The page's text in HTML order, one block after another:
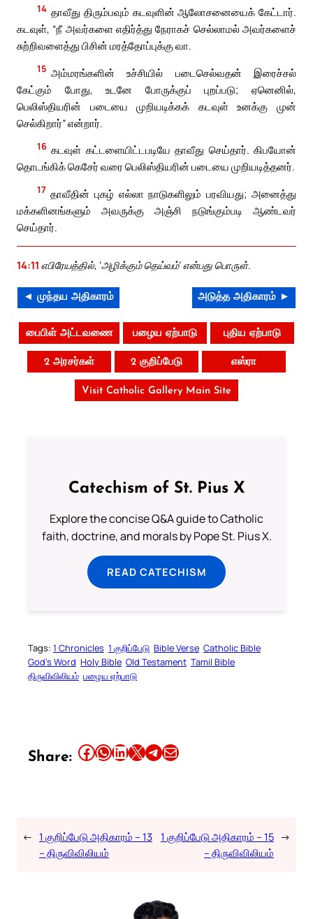
14 தாவீது திரும்பவும் கடவுளின் ஆலோசனையைக் கேட்டார்.
கடவுள், “நீ அவர்களை எதிர்த்து நேராகச் செல்லாமல் அவர்களைச்
சுற்றிவளைத்து பிசின் மரத்தோப்புக்கு வா.
15 அம்மரங்களின் உச்சியில் படைசெல்வதன் இரைச்சல்
கேட்கும் போது, உடனே போருக்குப் புறப்படு; ஏனெனில்,
பெலிஸ்தியரின் படையை முறியடிக்கக் கடவுள் உனக்கு முன்
செல்கிறார்” என்றார்.
16 கடவுள் கட்டளையிட்டபடியே தாவீது செய்தார். கிபயோன்
தொடங்கிக் கெசேர் வரை பெலிஸ்தியரின் படையை முறியடித்தனர்.
17 தாவீதின் புகழ் எல்லா நாடுகளிலும் பரவியது; அனைத்து
மக்களினங்களும் அவருக்கு அஞ்சி நடுங்கும்படி ஆண்டவர்
செய்தார்.
14:11 எபிரேயத்தில், ‘அழிக்கும் தெய்வம்’ என்பது பொருள்.
◄ முந்தய அதிகாரம் அடுத்த அதிகாரம் ►
பைபிள் அட்டவணை பழைய ஏற்பாடு புதிய ஏற்பாடு
2 அரசர்கள் 2 குறிப்பேடு எஸ்ரா
Visit Catholic Gallery Main Site
Catechism of St. Pius X
Explore the concise Q&A guide to Catholic
faith, doctrine, and morals by Pope St. Pius X.
READ CATECHISM
Tags: 1 Chronicles 1 குறிப்பேடு Bible Verse Catholic Bible
God’s Word Holy Bible Old Testament Tamil Bible
திருவிவிலியம் பழைய ஏற்பாடு
Share: Share this article on Facebook Share this article on WhatsApp Share this article on LinkedIn Share this article on X Share this article on TelegramEmail this Article
← 1 குறிப்பேடு அதிகாரம் – 13
– திருவிவிலியம்
1 குறிப்பேடு அதிகாரம் – 15
– திருவிவிலியம்
→